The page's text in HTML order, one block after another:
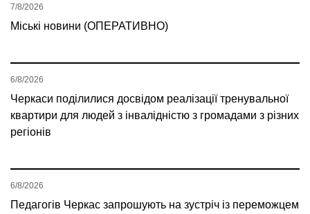
Міські новини (ОПЕРАТИВНО)
7/8/2026
Черкаси поділилися досвідом реалізації тренувальної
квартири для людей з інвалідністю з громадами з різних
регіонів
6/8/2026
Педагогів Черкас запрошують на зустріч із переможцем
6/8/2026